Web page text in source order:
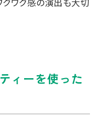
ィーを使った